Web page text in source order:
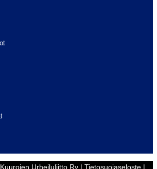
Urheiluliitto Ry | Tietosuojaseloste|